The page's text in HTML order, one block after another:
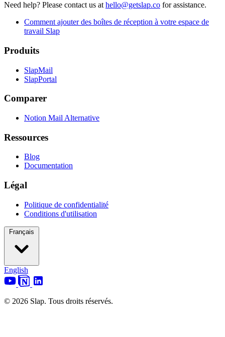
Need help? Please contact us at hello@getslap.co for assistance.
Comment ajouter des boîtes de réception à votre espace de
travail Slap
Produits
SlapMail
SlapPortal
Comparer
Notion Mail Alternative
Ressources
Blog
Documentation
Légal
Politique de confidentialité
Conditions d'utilisation
Français
English
© 2026 Slap. Tous droits réservés.